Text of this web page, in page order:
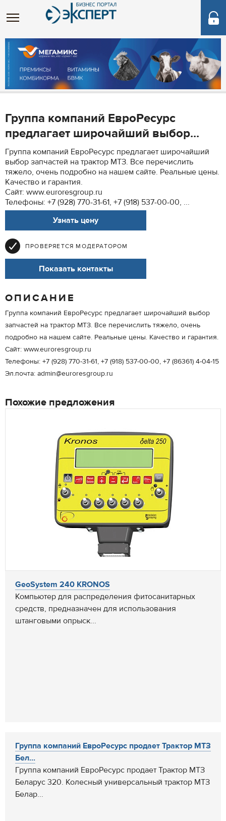
Группа компаний ЕвроРесурс
предлагает широчайший выбор...
Группа компаний ЕвроРесурс предлагает широчайший
выбор запчастей на трактор МТЗ. Все перечислить
тяжело, очень подробно на нашем сайте. Реальные цены.
Качество и гарантия.
Сайт: www.euroresgroup.ru
Телефоны: +7 (928) 770-31-61, +7 (918) 537-00-00, ...
Узнать цену
ПРОВЕРЯЕТСЯ МОДЕРАТОРОМ
Показать контакты
ОПИСАНИЕ
Группа компаний ЕвроРесурс предлагает широчайший выбор
запчастей на трактор МТЗ. Все перечислить тяжело, очень
подробно на нашем сайте. Реальные цены. Качество и гарантия.
Сайт: www.euroresgroup.ru
Телефоны: +7 (928) 770-31-61, +7 (918) 537-00-00, +7 (86361) 4-04-15
Эл.почта: admin@euroresgroup.ru
Похожие предложения
GeoSystem 240 KRONOS
Компьютер для распределения фитосанитарных
средств, предназначен для использования
штанговыми опрыск...
Группа компаний ЕвроРесурс продает Трактор МТЗ
Бел...
Группа компаний ЕвроРесурс продает Трактор МТЗ
Беларус 320. Колесный универсальный трактор МТЗ
Белар...